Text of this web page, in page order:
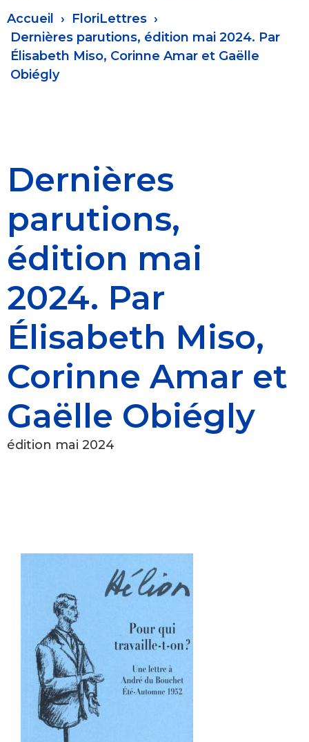
Fil
d'Ariane
Accueil
FloriLettres
Dernières parutions, édition mai 2024. Par
Élisabeth Miso, Corinne Amar et Gaëlle
Obiégly
Dernières
parutions,
édition mai
2024. Par
Élisabeth Miso,
Corinne Amar et
Gaëlle Obiégly
édition mai 2024